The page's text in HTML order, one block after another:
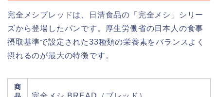
完全メシブレッドは、日清食品の「完全メシ」シリー
ズから登場したパンです。厚生労働省の日本人の食事
摂取基準で設定された33種類の栄養素をバランスよく
摂れるのが最大の特徴です。
商